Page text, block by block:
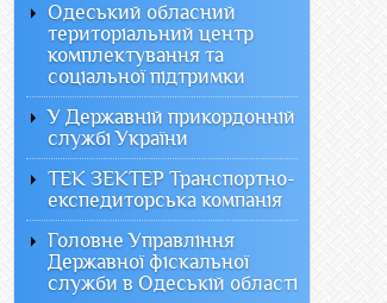
Одеський обласний
територіальний центр
комплектування та
соціальної підтримки
У Державній прикордонній
службі України
ТЕК ЗЕКТЕР Транспортно-
експедиторська компанія
Головне Управління
Державної фіскальної
служби в Одеській області